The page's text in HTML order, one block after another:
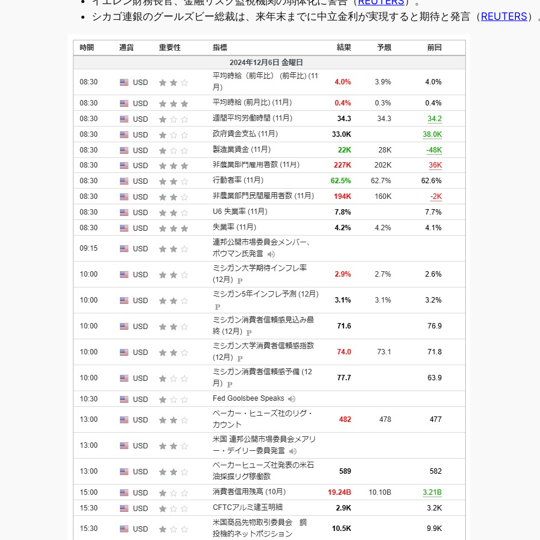
シカゴ連銀のグールズビー総裁は、来年末までに中立金利が実現すると期待と発言（REUTERS